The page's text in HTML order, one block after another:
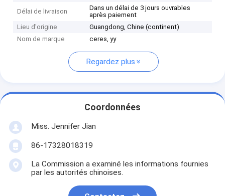
Délai de livraison
Dans un délai de 3 jours ouvrables
après paiement
Lieu d'origine
Guangdong, Chine (continent)
Nom de marque
ceres, yy
Regardez plus
Coordonnées
Miss. Jennifer Jian
86-17328018319
La Commission a examiné les informations fournies
par les autorités chinoises.